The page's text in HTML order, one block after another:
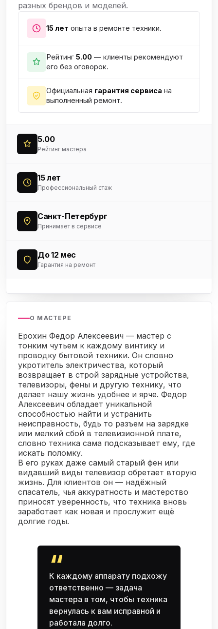
разных брендов и моделей.
15 лет опыта в ремонте техники.
Рейтинг 5.00 — клиенты рекомендуют
его без оговорок.
Официальная гарантия сервиса на
выполненный ремонт.
5.00
Рейтинг мастера
15 лет
Профессиональный стаж
Санкт-Петербург
Принимает в сервисе
До 12 мес
Гарантия на ремонт
О МАСТЕРЕ
Ерохин Федор Алексеевич — мастер с
тонким чутьем к каждому винтику и
проводку бытовой техники. Он словно
укротитель электричества, который
возвращает в строй зарядные устройства,
телевизоры, фены и другую технику, что
делает нашу жизнь удобнее и ярче. Федор
Алексеевич обладает уникальной
способностью найти и устранить
неисправность, будь то разъем на зарядке
или мелкий сбой в телевизионной плате,
словно техника сама подсказывает ему, где
искать поломку.
В его руках даже самый старый фен или
видавший виды телевизор обретает вторую
жизнь. Для клиентов он — надёжный
спасатель, чья аккуратность и мастерство
приносят уверенность, что техника вновь
заработает как новая и прослужит ещё
долгие годы.
“
К каждому аппарату подхожу
ответственно — задача
мастера в том, чтобы техника
вернулась к вам исправной и
работала долго.